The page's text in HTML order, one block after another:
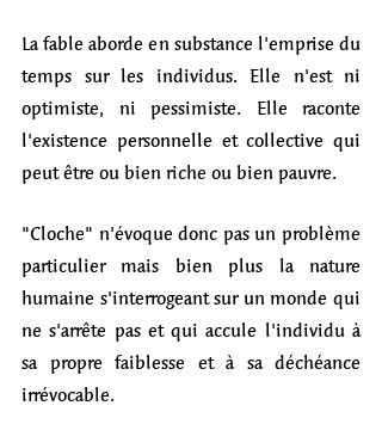
La fable aborde en substance l'emprise du
temps sur les individus. Elle n'est ni
optimiste, ni pessimiste. Elle raconte
l'existence personnelle et collective qui
peut être ou bien riche ou bien pauvre.
"Cloche" n'évoque donc pas un problème
particulier mais bien plus la nature
humaine s'interrogeant sur un monde qui
ne s'arrête pas et qui accule l'individu à
sa propre faiblesse et à sa déchéance
irrévocable.